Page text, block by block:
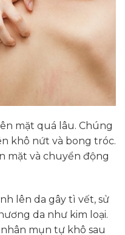
mặt quá lâu. Chúng
khô nứt và bong tróc.
mặt và chuyển động
lên da gây tì vết, sử
da như kim loại.
mụn tự khô sau